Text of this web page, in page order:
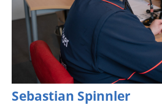
Sebastian Spinnler